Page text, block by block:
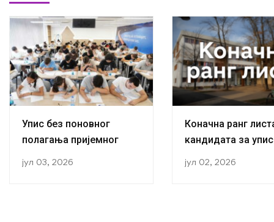
Упис без поновног
полагања пријемног
јул 03, 2026
Коначна ранг
кандидата за
јул 02, 2026